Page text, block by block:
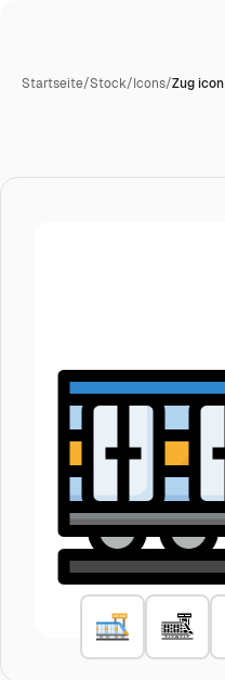
Startseite/Stock/Icons/Zug icon